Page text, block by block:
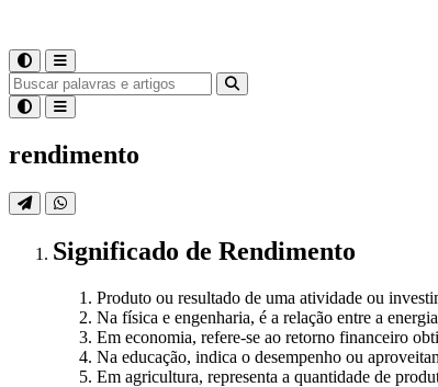
rendimento
Significado de Rendimento
Produto ou resultado de uma atividade ou
Na física e engenharia, é a relação entre a
Em economia, refere-se ao retorno financeiro
Na educação, indica o desempenho ou
Em agricultura, representa a quantidade de